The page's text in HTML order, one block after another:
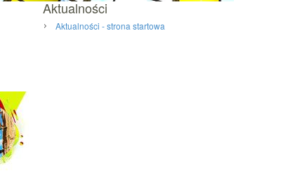
Aktualności
Aktualności - strona startowa